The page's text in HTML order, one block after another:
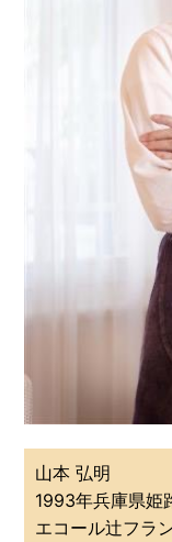
山本 弘明
1993年兵庫県姫
エコール辻フラ